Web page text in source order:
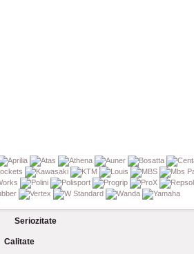
Seriozitate
Calitate